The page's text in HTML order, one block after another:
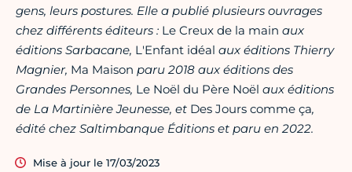
gens, leurs postures. Elle a publié plusieurs ouvrages
chez différents éditeurs : Le Creux de la main aux
éditions Sarbacane, L'Enfant idéal aux éditions Thierry
Magnier, Ma Maison paru 2018 aux éditions des
Grandes Personnes, Le Noël du Père Noël aux éditions
de La Martinière Jeunesse, et Des Jours comme ça,
édité chez Saltimbanque Éditions et paru en 2022.
Mise à jour le 17/03/2023